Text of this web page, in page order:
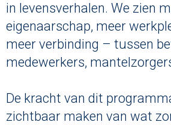
in levensverhalen. We zien
eigenaarschap, meer
meer verbinding – tussen
medewerkers,
De kracht van dit
zichtbaar maken van wat